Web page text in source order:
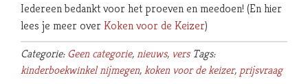
Iedereen bedankt voor het proeven en meedoen! (En hier
lees je meer overKoken voor de Keizer)
Categorie:Geen categorie,nieuws, vers Tags:
kinderboekwinkel nijmegen,koken voor de keizer, prijsvraag